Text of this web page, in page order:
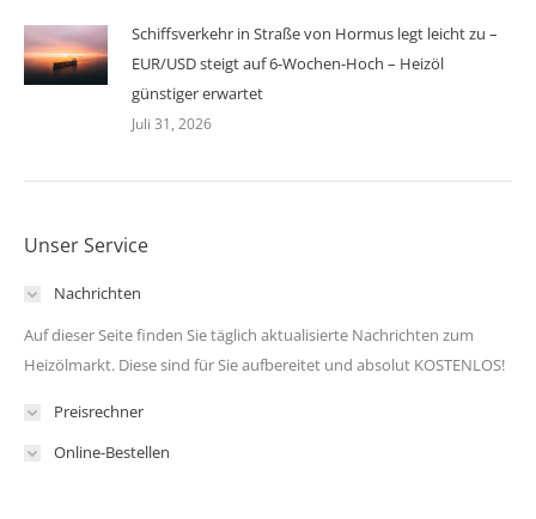
Schiffsverkehr in Straße von Hormus legt leicht zu –
EUR/USD steigt auf 6-Wochen-Hoch – Heizöl
günstiger erwartet
Juli 31, 2026
Unser Service
Nachrichten
Auf dieser Seite finden Sie täglich aktualisierte Nachrichten zum
Heizölmarkt. Diese sind für Sie aufbereitet und absolut KOSTENLOS!
Preisrechner
Online-Bestellen